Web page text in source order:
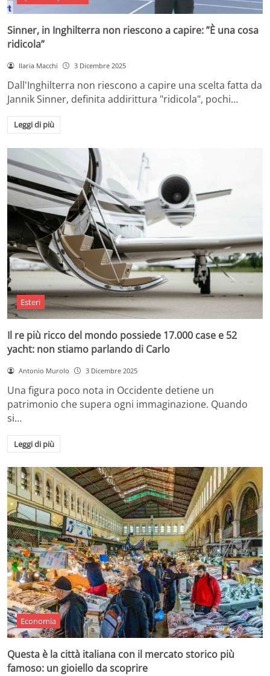
Sinner, in Inghilterra non riescono a capire: ”È una cosa
ridicola”
Ilaria Macchi 3 Dicembre 2025
Dall'Inghilterra non riescono a capire una scelta fatta da
Jannik Sinner, definita addirittura "ridicola", pochi…
Leggi di più
Esteri
Il re più ricco del mondo possiede 17.000 case e 52
yacht: non stiamo parlando di Carlo
Antonio Murolo 3 Dicembre 2025
Una figura poco nota in Occidente detiene un
patrimonio che supera ogni immaginazione. Quando
si…
Leggi di più
Economia
Questa è la città italiana con il mercato storico più
famoso: un gioiello da scoprire